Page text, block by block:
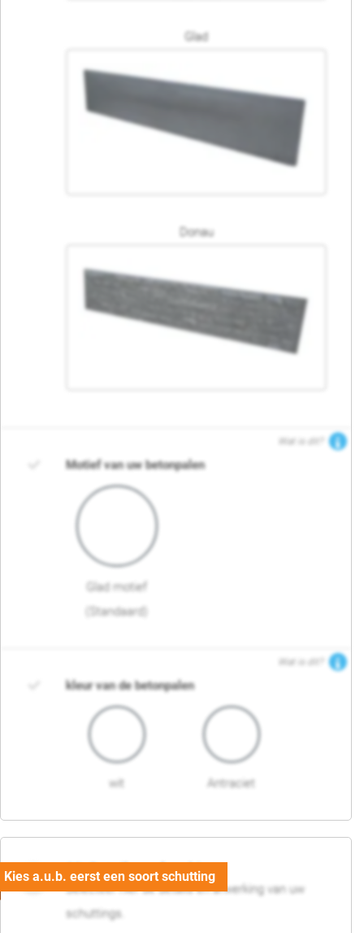
Glad
Donau
Wat is dit?
Motief van uw betonpalen
Glad motief
(Standaard)
Wat is dit?
kleur van de betonpalen
wit Antraciet
03. Detail en afwerking
Selecteer hier de details en afwerking van uw
schuttings.